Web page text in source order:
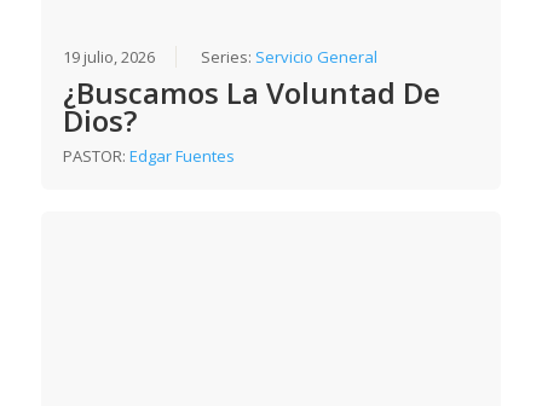
19 julio, 2026 Series: Servicio General
¿Buscamos La Voluntad De
Dios?
PASTOR: Edgar Fuentes